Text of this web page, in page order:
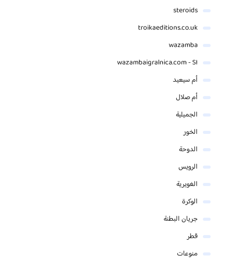
steroids
troikaeditions.co.uk
wazamba
wazambaigralnica.com - SI
أم سيعيد
أم صلال
الجميلية
الخور
الدوحة
الرويس
الغويرية
الوكرة
جريان البطنة
قطر
منوعات